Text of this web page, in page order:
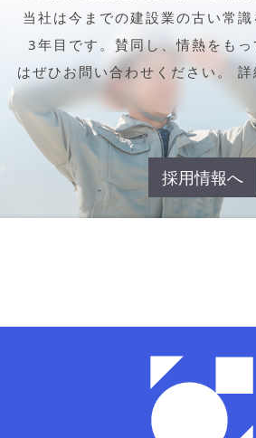
当社は今までの建設業の古い常
3年目です。 賛同し、情熱をも
はぜひお問い合わせください。
採用情報へ